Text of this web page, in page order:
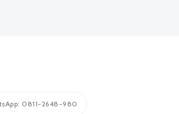
0811-2648-980